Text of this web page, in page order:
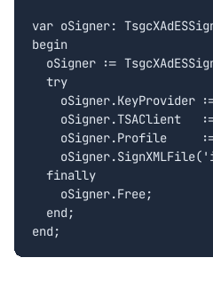
var oSigner:
begin
oSigner :=
  try
oSigner.KeyProvider
oSigner.TSAClient
oSigner.Profile
  finally
    oSigner.Free;
  end;
end;